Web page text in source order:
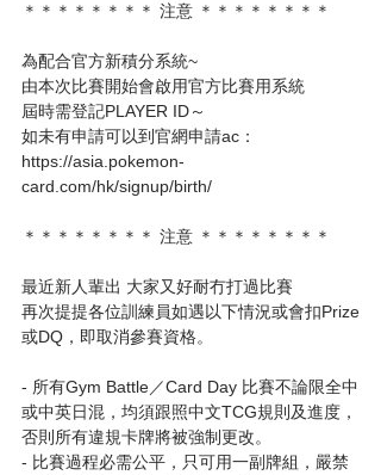
＊＊＊＊＊＊＊＊ 注意 ＊＊＊＊＊＊＊＊
為配合官方新積分系統~
由本次比賽開始會啟用官方比賽用系統
屆時需登記PLAYER ID～
如未有申請可以到官網申請ac：
https://asia.pokemon-
card.com/hk/signup/birth/
＊＊＊＊＊＊＊＊ 注意 ＊＊＊＊＊＊＊＊
最近新人輩出 大家又好耐冇打過比賽
再次提提各位訓練員如遇以下情況或會扣Prize
或DQ，即取消參賽資格。
- 所有Gym Battle／Card Day 比賽不論限全中
或中英日混，均須跟照中文TCG規則及進度，
否則所有違規卡牌將被強制更改。
- 比賽過程必需公平，只可用一副牌組，嚴禁